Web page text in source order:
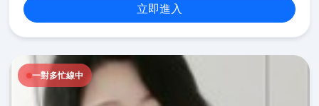
立即進入
一對多忙線中